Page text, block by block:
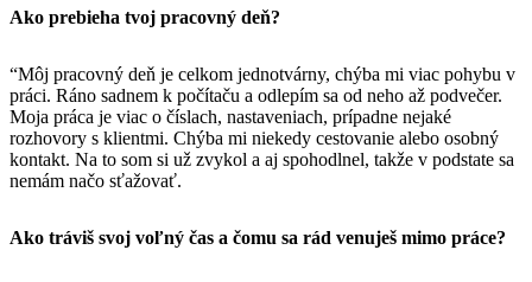
Ako prebieha tvoj pracovný deň?
“Môj pracovný deň je celkom jednotvárny, chýba mi viac pohybu v
práci. Ráno sadnem k počítaču a odlepím sa od neho až podvečer.
Moja práca je viac o číslach, nastaveniach, prípadne nejaké
rozhovory s klientmi. Chýba mi niekedy cestovanie alebo osobný
kontakt. Na to som si už zvykol a aj spohodlnel, takže v podstate sa
nemám načo sťažovať.
Ako tráviš svoj voľný čas a čomu sa rád venuješ mimo práce?